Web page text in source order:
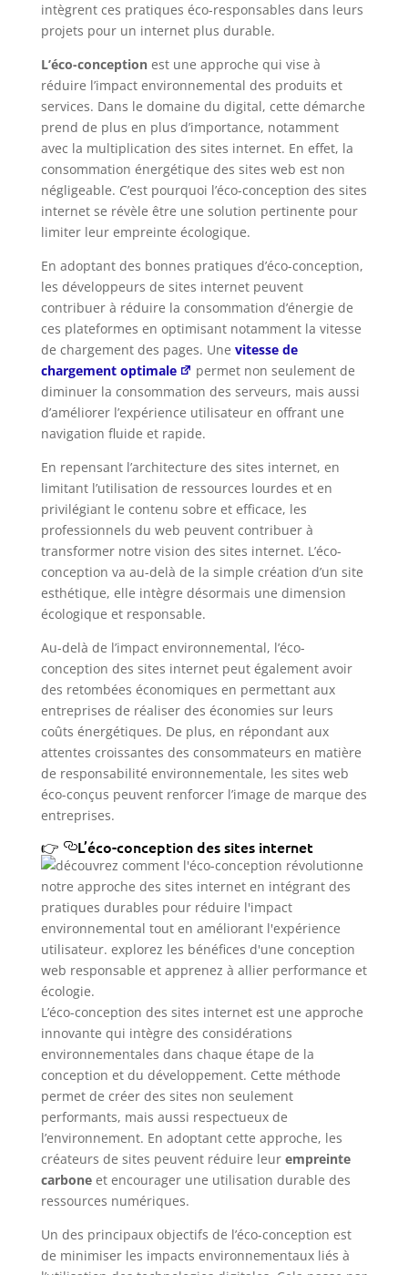
intègrent ces pratiques éco-responsables dans leurs
projets pour un internet plus durable.
L’éco-conceptionest une approche qui vise à
réduire l’impact environnemental des produits et
services. Dans le domaine du digital, cette démarche
prend de plus en plus d’importance, notamment
avec la multiplication des sites internet. En effet, la
consommation énergétique des sites web est non
négligeable. C’est pourquoi l’éco-conception des sites
internet se révèle être une solution pertinente pour
limiter leur empreinte écologique.
En adoptant des bonnes pratiques d’éco-conception,
les développeurs de sites internet peuvent
contribuer à réduire la consommation d’énergie de
ces plateformes en optimisant notamment la vitesse
de chargement des pages. Une vitesse de
chargement optimale
permet non seulement de
diminuer la consommation des serveurs, mais aussi
d’améliorer l’expérience utilisateur en offrant une
navigation fluide et rapide.
En repensant l’architecture des sites internet, en
limitant l’utilisation de ressources lourdes et en
privilégiant le contenu sobre et efficace, les
professionnels du web peuvent contribuer à
transformer notre vision des sites internet. L’éco-
conception va au-delà de la simple création d’un site
esthétique, elle intègre désormais une dimension
écologique et responsable.
Au-delà de l’impact environnemental, l’éco-
conception des sites internet peut également avoir
des retombées économiques en permettant aux
entreprises de réaliser des économies sur leurs
coûts énergétiques. De plus, en répondant aux
attentes croissantes des consommateurs en matière
de responsabilité environnementale, les sites web
éco-conçus peuvent renforcer l’image de marque des
entreprises.
L’éco-conception des sites internet
L’éco-conception des sites internet est une approche
innovante qui intègre des considérations
environnementales dans chaque étape de la
conception et du développement. Cette méthode
permet de créer des sites non seulement
performants, mais aussi respectueux de
l’environnement. En adoptant cette approche, les
créateurs de sites peuvent réduire leur empreinte
carboneet encourager une utilisation durable des
ressources numériques.
Un des principaux objectifs de l’éco-conception est
de minimiser les impacts environnementaux liés à